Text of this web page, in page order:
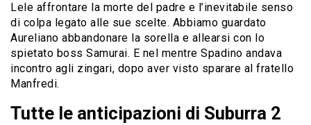
Lele affrontare la morte del padre e l’inevitabile senso
di colpa legato alle sue scelte. Abbiamo guardato
Aureliano abbandonare la sorella e allearsi con lo
spietato boss Samurai. E nel mentre Spadino andava
incontro agli zingari, dopo aver visto sparare al fratello
Manfredi.
Tutte le anticipazioni di Suburra 2